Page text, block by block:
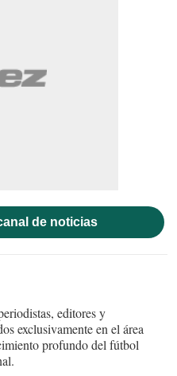
de noticias
editores y
exclusivamente en el área
profundo del fútbol